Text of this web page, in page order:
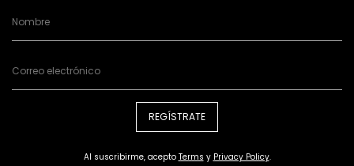
REGÍSTRATE
Al suscribirme, acepto Terms y Privacy Policy.